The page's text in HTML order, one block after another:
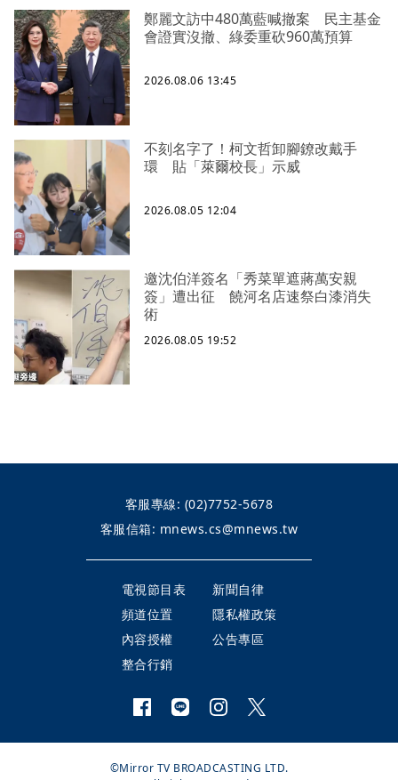
鄭麗文訪中480萬藍喊撤案 民主基金
會證實沒撤、綠委重砍960萬預算
2026.08.06 13:45
不刻名字了！柯文哲卸腳鐐改戴手
環 貼「萊爾校長」示威
2026.08.05 12:04
邀沈伯洋簽名「秀菜單遮蔣萬安親
簽」遭出征 饒河名店速祭白漆消失
術
2026.08.05 19:52
客服專線: (02)7752-5678
客服信箱: mnews.cs@mnews.tw
電視節目表
新聞自律
頻道位置
隱私權政策
內容授權
公告專區
整合行銷
©Mirror TV BROADCASTING LTD.